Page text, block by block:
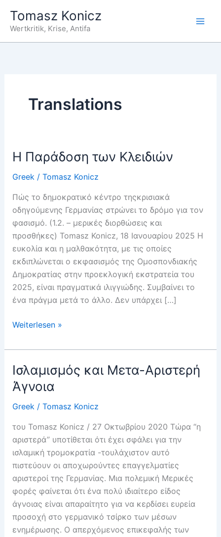
Inhalt
springen
Tomasz Konicz
Wertkritik, Krise, Antifa
Translations
Η Παράδοση των Κλειδιών
Greek/ Tomasz Konicz
Πώς το δημοκρατικό κέντρο τηςκρισιακά
οδηγούμενης Γερμανίας στρώνει το δρόμο για τον
φασισμό. (1.2. – μερικές διορθώσεις και
προσθήκες) Tomasz Konicz, 18 Ιανουαρίου 2025 Η
ευκολία και η μαλθακότητα, με τις οποίες
εκδιπλώνεται ο εκφασισμός της Ομοσπονδιακής
Δημοκρατίας στην προεκλογική εκστρατεία του
2025, είναι πραγματικά ιλιγγιώδης. Συμβαίνει το
ένα πράγμα μετά το άλλο. Δεν υπάρχει […]
Η
των
Κλειδιών
Weiterlesen »
Ισλαμισμός και Μετα-Αριστερή
Άγνοια
Greek / Tomasz Konicz
του Tomasz Konicz / 27 Οκτωβρίου 2020 Τώρα “η
αριστερά” υποτίθεται ότι έχει σφάλει για την
ισλαμική τρομοκρατία -τουλάχιστον αυτό
πιστεύουν οι αποχωρούντες επαγγελματίες
αριστεροί της Γερμανίας. Μια πολεμική Μερικές
φορές φαίνεται ότι ένα πολύ ιδιαίτερο είδος
άγνοιας είναι απαραίτητο για να κερδίσει ευρεία
προσοχή στο γερμανικό τσίρκο των μέσων
ενημέρωσης. Ο απερχόμενος επικεφαλής των